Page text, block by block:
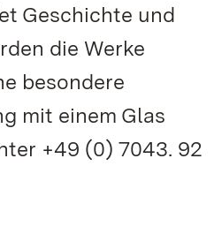
Geschichte und
die Werke
besondere
mit einem Glas
+49 (0) 7043. 92